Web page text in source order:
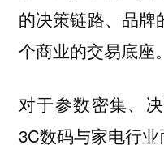
的决策链路、品牌
个商业的交易底座。
对于参数密集、
3C数码与家电行